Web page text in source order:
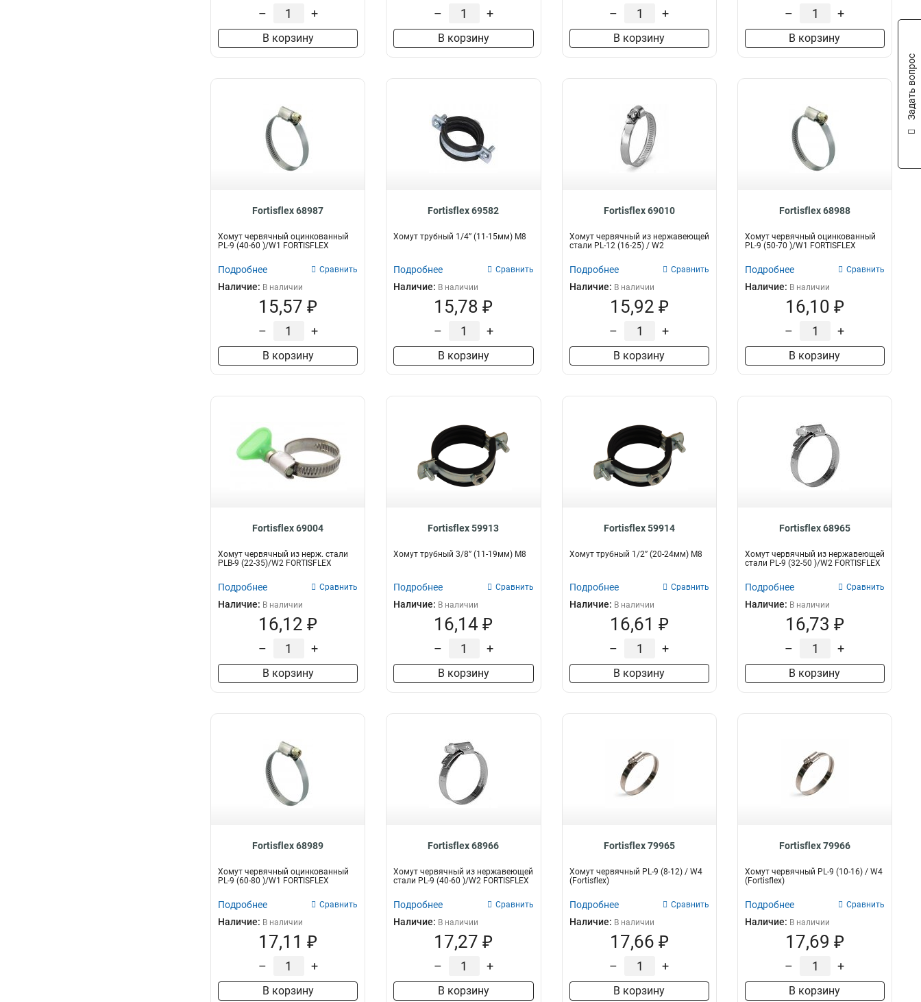
– +
В корзину
– +
В корзину
– +
В корзину
– +
В корзину
Fortisflex 68987
Хомут червячный оцинкованный
PL-9 (40-60 )/W1 FORTISFLEX
Подробнее Сравнить
Наличие: В наличии
15,57 ₽
– +
В корзину
Fortisflex 69582
Хомут трубный 1/4” (11-15мм) М8
Подробнее Сравнить
Наличие: В наличии
15,78 ₽
– +
В корзину
Fortisflex 69010
Хомут червячный из нержавеющей
стали PL-12 (16-25) / W2
Подробнее Сравнить
Наличие: В наличии
15,92 ₽
– +
В корзину
Fortisflex 68988
Хомут червячный оцинкованный
PL-9 (50-70 )/W1 FORTISFLEX
Подробнее Сравнить
Наличие: В наличии
16,10 ₽
– +
В корзину
Fortisflex 69004
Хомут червячный из нерж. стали
PLB-9 (22-35)/W2 FORTISFLEX
Подробнее Сравнить
Наличие: В наличии
16,12 ₽
– +
В корзину
Fortisflex 59913
Хомут трубный 3/8” (11-19мм) М8
Подробнее Сравнить
Наличие: В наличии
16,14 ₽
– +
В корзину
Fortisflex 59914
Хомут трубный 1/2” (20-24мм) М8
Подробнее Сравнить
Наличие: В наличии
16,61 ₽
– +
В корзину
Fortisflex 68965
Хомут червячный из нержавеющей
стали PL-9 (32-50 )/W2 FORTISFLEX
Подробнее Сравнить
Наличие: В наличии
16,73 ₽
– +
В корзину
Fortisflex 68989
Хомут червячный оцинкованный
PL-9 (60-80 )/W1 FORTISFLEX
Подробнее Сравнить
Наличие: В наличии
17,11 ₽
– +
В корзину
Fortisflex 68966
Хомут червячный из нержавеющей
стали PL-9 (40-60 )/W2 FORTISFLEX
Подробнее Сравнить
Наличие: В наличии
17,27 ₽
– +
В корзину
Fortisflex 79965
Хомут червячный PL-9 (8-12) / W4
(Fortisflex)
Подробнее Сравнить
Наличие: В наличии
17,66 ₽
– +
В корзину
Fortisflex 79966
Хомут червячный PL-9 (10-16) / W4
(Fortisflex)
Подробнее Сравнить
Наличие: В наличии
17,69 ₽
– +
В корзину
Задать вопрос